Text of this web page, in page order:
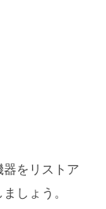
をリストア
しょう。